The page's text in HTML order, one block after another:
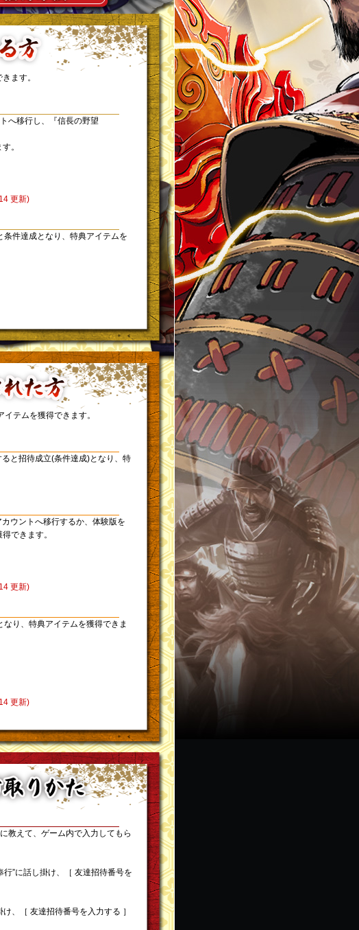
ます。
へ移行し、『信長の野望
。
更新)
件達成となり、特典アイテムを
テムを獲得できます。
と招待成立(条件達成)となり、特
ウントへ移行するか、体験版を
できます。
更新)
り、特典アイテムを獲得できま
更新)
教えて、ゲーム内で入力してもら
”に話し掛け、［ 友達招待番号を
、［ 友達招待番号を入力する ］